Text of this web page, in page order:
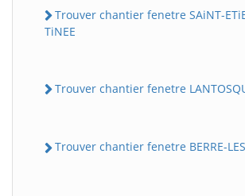
Trouver chantier fenetre SAiNT-
TiNEE
Trouver chantier fenetre
Trouver chantier fenetre BERRE-